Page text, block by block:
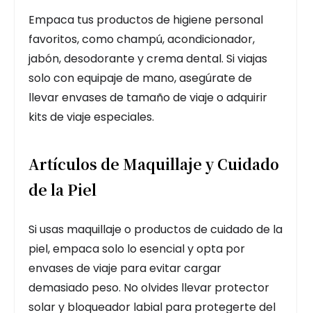
Empaca tus productos de higiene personal
favoritos, como champú, acondicionador,
jabón, desodorante y crema dental. Si viajas
solo con equipaje de mano, asegúrate de
llevar envases de tamaño de viaje o adquirir
kits de viaje especiales.
Artículos de Maquillaje y Cuidado
de la Piel
Si usas maquillaje o productos de cuidado de la
piel, empaca solo lo esencial y opta por
envases de viaje para evitar cargar
demasiado peso. No olvides llevar protector
solar y bloqueador labial para protegerte del